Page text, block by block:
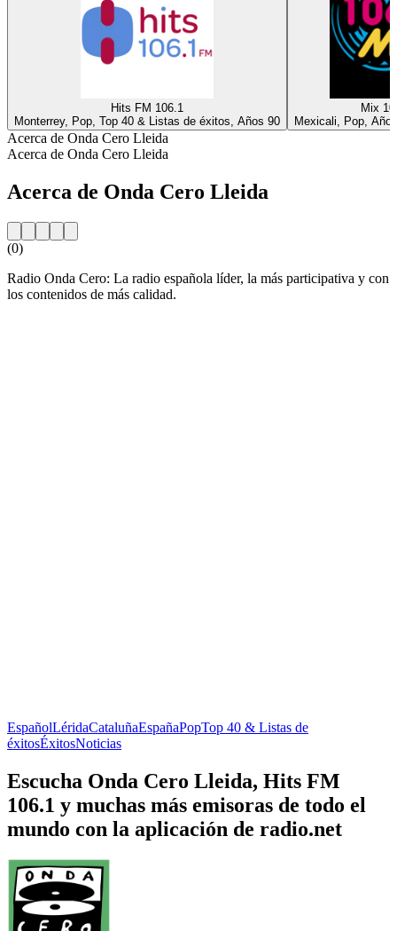
Hits FM 106.1
Monterrey, Pop, Top 40 & Listas de éxitos, Años 90
Mix
Mexicali, Pop,
Acerca de Onda Cero Lleida
Acerca de Onda Cero Lleida
Acerca de Onda Cero Lleida
(0)
Radio Onda Cero: La radio española líder, la más participativa y con
los contenidos de más calidad.
EspañolLéridaCataluñaEspañaPopTop 40 & Listas de
éxitosÉxitosNoticias
Escucha Onda Cero Lleida, Hits FM
106.1 y muchas más emisoras de todo el
mundo con la aplicación de radio.net